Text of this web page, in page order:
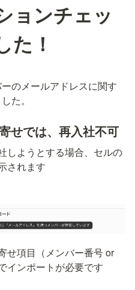
ョンチェッ
た！
のメールアドレスに関す
た。
せでは、再入社不可
しようとする場合、セルの
されます
せ項目（メンバー番号 or
インポートが必要です